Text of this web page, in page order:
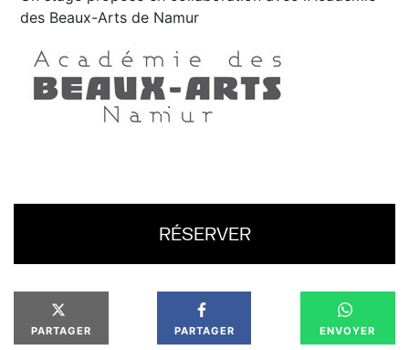
des Beaux-Arts de Namur
RÉSERVER
PARTAGER PARTAGER ENVOYER